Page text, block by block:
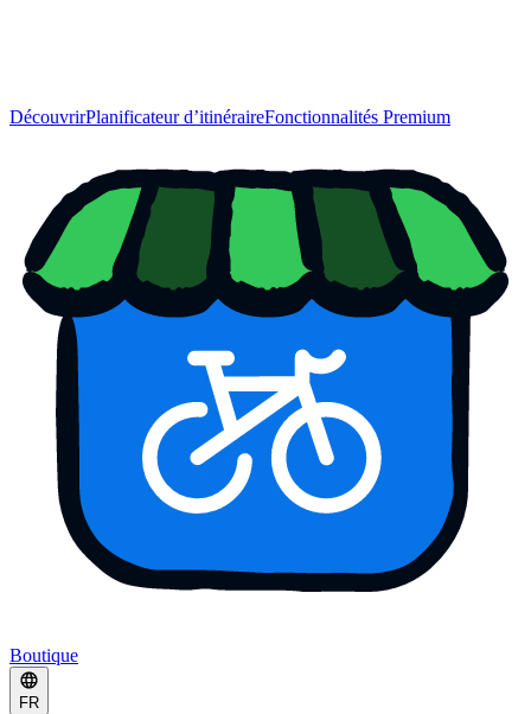
DécouvrirPlanificateur d’itinéraireFonctionnalités Premium
Boutique
FR